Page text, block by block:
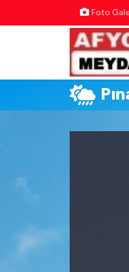
Foto
Nöbetçi Eczaneler
Hava Durumu
Trafik Durumu
Haber Arşivi